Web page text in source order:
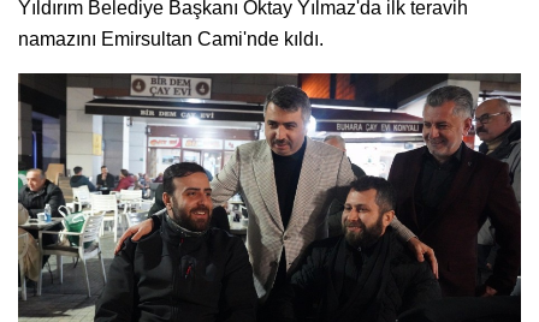
Yıldırım Belediye Başkanı Oktay Yılmaz'da ilk teravih
namazını Emirsultan Cami'nde kıldı.